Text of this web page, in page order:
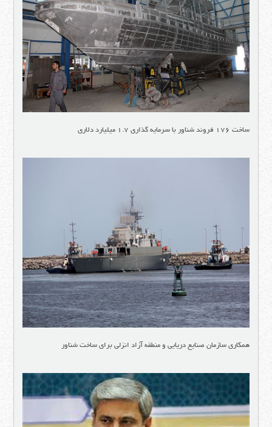
ساخت ۱۷۶ فروند شناور با سرمایه گذاری ۱.۷ میلیارد دلاری
همکاری سازمان صنایع دریایی و منطقه آزاد انزلی برای ساخت شناور